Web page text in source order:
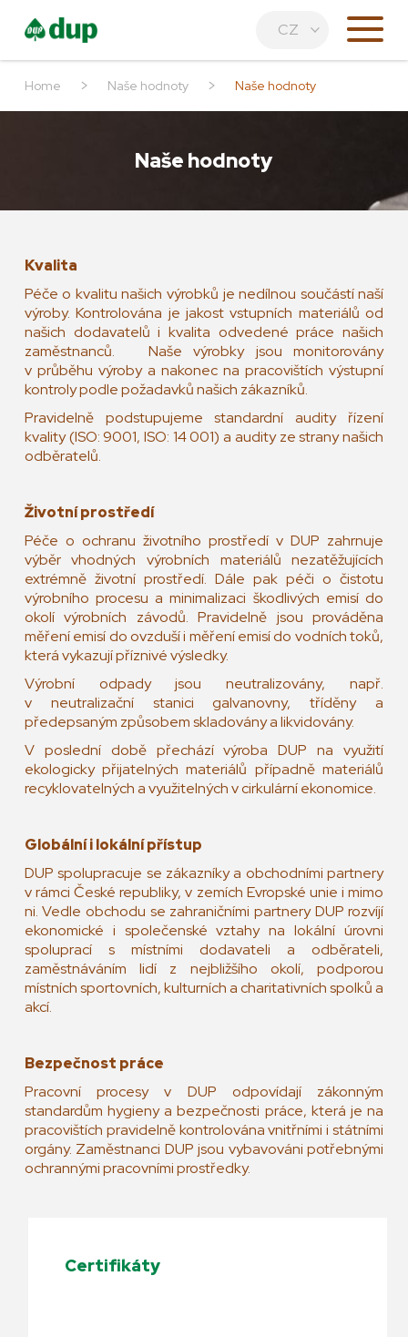
CZ
Home > Naše hodnoty > Naše hodnoty
Naše hodnoty
Kvalita
Péče o kvalitu našich výrobků je nedílnou součástí naší
výroby. Kontrolována je jakost vstupních materiálů od
našich dodavatelů i kvalita odvedené práce našich
zaměstnanců. Naše výrobky jsou monitorovány
v průběhu výroby a nakonec na pracovištích výstupní
kontroly podle požadavků našich zákazníků.
Pravidelně podstupujeme standardní audity řízení
kvality (ISO: 9001, ISO: 14 001) a audity ze strany našich
odběratelů.
Životní prostředí
Péče o ochranu životního prostředí v DUP zahrnuje
výběr vhodných výrobních materiálů nezatěžujících
extrémně životní prostředí. Dále pak péči o čistotu
výrobního procesu a minimalizaci škodlivých emisí do
okolí výrobních závodů. Pravidelně jsou prováděna
měření emisí do ovzduší i měření emisí do vodních toků,
která vykazují příznivé výsledky.
Výrobní odpady jsou neutralizovány, např.
v neutralizační stanici galvanovny, tříděny a
předepsaným způsobem skladovány a likvidovány.
V poslední době přechází výroba DUP na využití
ekologicky přijatelných materiálů případně materiálů
recyklovatelných a využitelných v cirkulární ekonomice.
Globální i lokální přístup
DUP spolupracuje se zákazníky a obchodními partnery
v rámci České republiky, v zemích Evropské unie i mimo
ni. Vedle obchodu se zahraničními partnery DUP rozvíjí
ekonomické i společenské vztahy na lokální úrovni
spoluprací s místními dodavateli a odběrateli,
zaměstnáváním lidí z nejbližšího okolí, podporou
místních sportovních, kulturních a charitativních spolků a
akcí.
Bezpečnost práce
Pracovní procesy v DUP odpovídají zákonným
standardům hygieny a bezpečnosti práce, která je na
pracovištích pravidelně kontrolována vnitřními i státními
orgány. Zaměstnanci DUP jsou vybavováni potřebnými
ochrannými pracovními prostředky.
Certifikáty